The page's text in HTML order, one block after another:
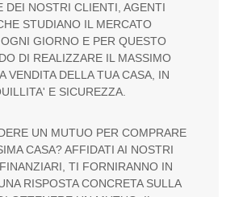
DEI NOSTRI CLIENTI, AGENTI
STUDIANO IL MERCATO
GIORNO E PER QUESTO
DI REALIZZARE IL MASSIMO
VENDITA DELLA TUA CASA, IN
E SICUREZZA.
UN MUTUO PER COMPRARE
CASA? AFFIDATI AI NOSTRI
TI FORNIRANNO IN
RISPOSTA CONCRETA SULLA